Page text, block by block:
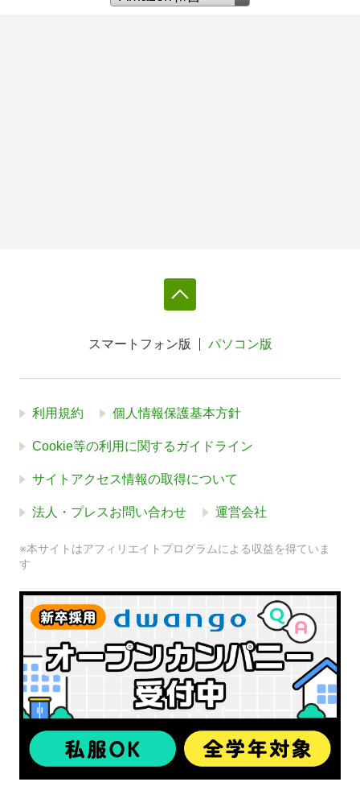
スマートフォン版 パソコン版
利用規約 個人情報保護基本方針
Cookie等の利用に関するガイドライン
サイトアクセス情報の取得について
法人・プレスお問い合わせ 運営会社
※本サイトはアフィリエイトプログラムによる収益を得ていま
す